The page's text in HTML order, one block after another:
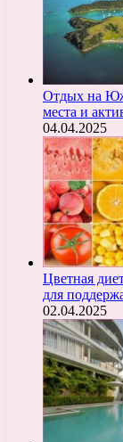
Отдых на
места и
04.04.2025
Цветная
для
02.04.2025